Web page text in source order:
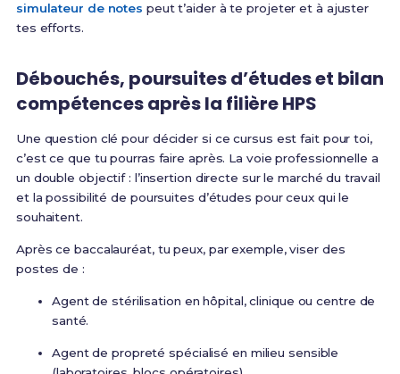
simulateur de notes peut t’aider à te projeter et à ajuster
tes efforts.
Débouchés, poursuites d’études et bilan
compétences après la filière HPS
Une question clé pour décider si ce cursus est fait pour toi,
c’est ce que tu pourras faire après. La voie professionnelle a
un double objectif : l’insertion directe sur le marché du travail
et la possibilité de poursuites d’études pour ceux qui le
souhaitent.
Après ce baccalauréat, tu peux, par exemple, viser des
postes de :
Agent de stérilisation en hôpital, clinique ou centre de
santé.
Agent de propreté spécialisé en milieu sensible